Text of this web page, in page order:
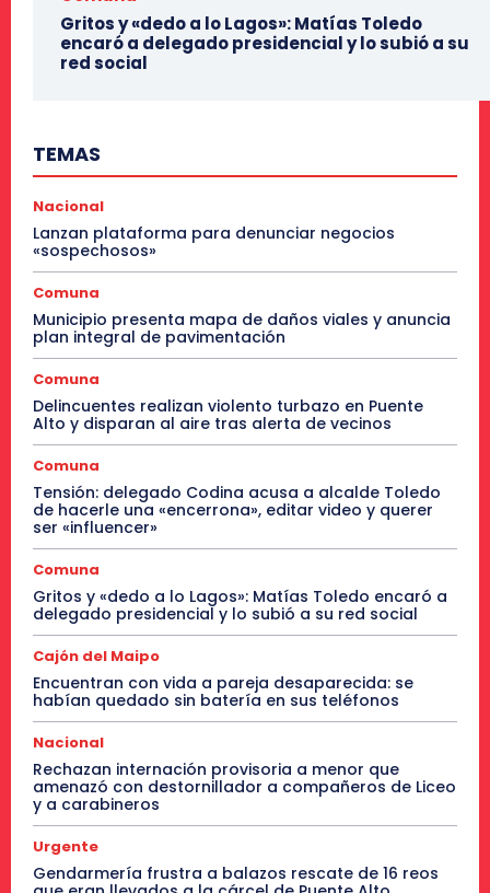
Gritos y «dedo a lo Lagos»: Matías Toledo
encaró a delegado presidencial y lo subió a su
red social
TEMAS
Nacional
Lanzan plataforma para denunciar negocios
«sospechosos»
Comuna
Municipio presenta mapa de daños viales y anuncia
plan integral de pavimentación
Comuna
Delincuentes realizan violento turbazo en Puente
Alto y disparan al aire tras alerta de vecinos
Comuna
Tensión: delegado Codina acusa a alcalde Toledo
de hacerle una «encerrona», editar video y querer
ser «influencer»
Comuna
Gritos y «dedo a lo Lagos»: Matías Toledo encaró a
delegado presidencial y lo subió a su red social
Cajón del Maipo
Encuentran con vida a pareja desaparecida: se
habían quedado sin batería en sus teléfonos
Nacional
Rechazan internación provisoria a menor que
amenazó con destornillador a compañeros de Liceo
y a carabineros
Urgente
Gendarmería frustra a balazos rescate de 16 reos